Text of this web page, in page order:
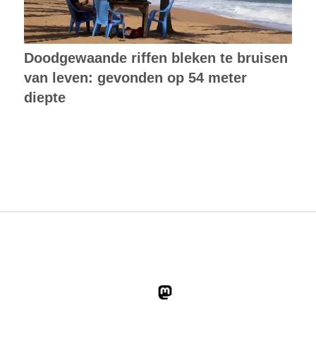
Doodgewaande riffen bleken te bruisen
van leven: gevonden op 54 meter
diepte